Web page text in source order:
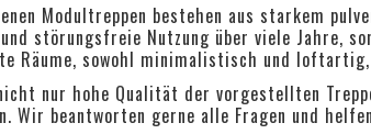
Modultreppen bestehen aus starkem
störungsfreie Nutzung über viele Jahre,
Räume, sowohl minimalistisch und
nur hohe Qualität der vorgestellten
Wir beantworten gerne alle Fragen und